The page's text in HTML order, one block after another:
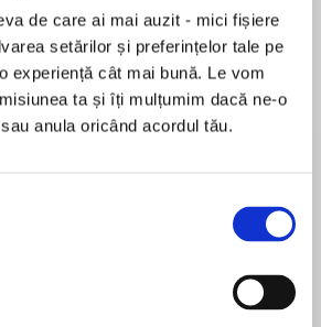
de care ai mai auzit - mici fișiere
setărilor și preferințelor tale pe
experiență cât mai bună. Le vom
ta și îți mulțumim dacă ne-o
anula oricând acordul tău.
McAllister, am 13 ani și sunt
altul – sau, cel puțin, așa
Nici eu. Însă acesta este doar
mele.
pe calculator și pot gusta
înghețată din magazin. Mi-am
carte